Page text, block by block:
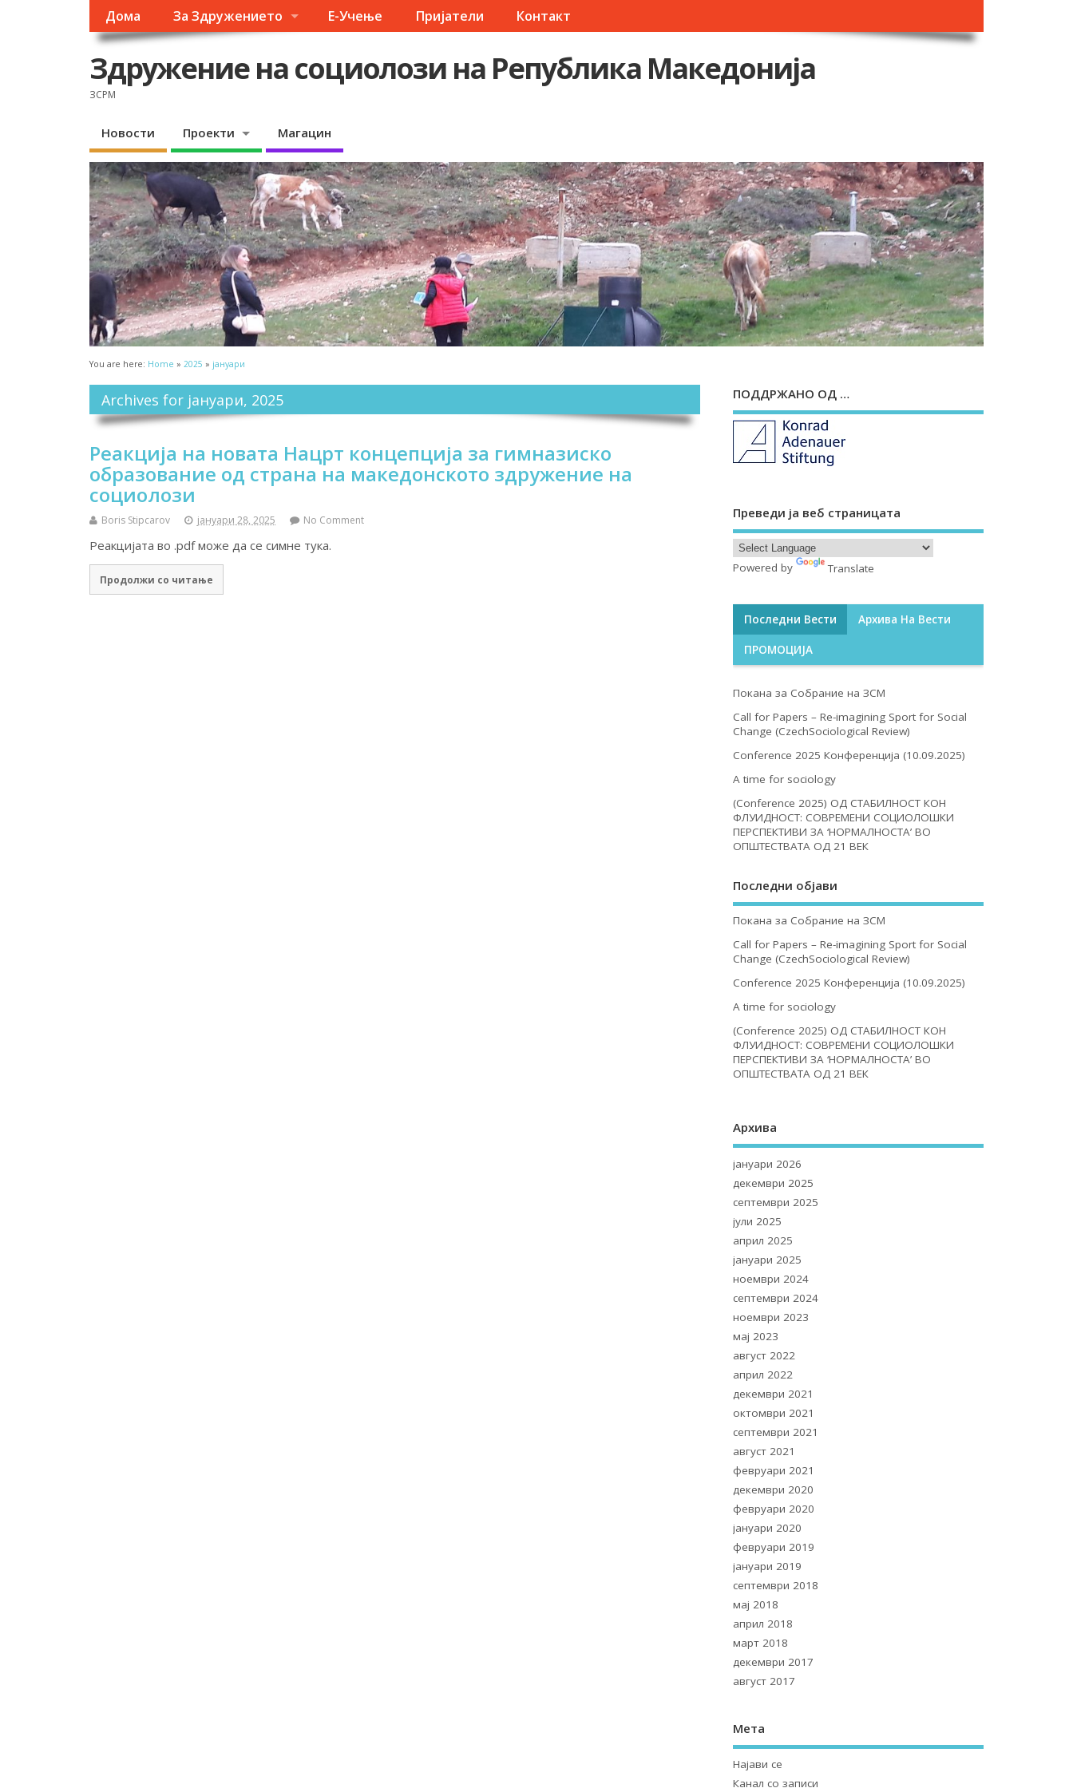
Дома За Здружението Е-Учење Пријатели Контакт
Здружение на социолози на Република Македонија
ЗСРМ
Новости Проекти Магацин
You are here: Home » 2025 » јануари
Archives for јануари, 2025
Реакција на новата Нацрт концепција за гимназиско
образование од страна на македонското здружение на
социолози
Boris Stipcarov јануари 28, 2025 No Comment
Реакцијата во .pdf може да се симне тука.
Продолжи со читање
ПОДДРЖАНО ОД …
Преведи ја веб страницата
Powered by Translate
Последни Вести Архива На Вести
ПРОМОЦИЈА
Покана за Собрание на ЗСМ
Call for Papers – Re-imagining Sport for Social
Change (CzechSociological Review)
Conference 2025 Конференција (10.09.2025)
A time for sociology
(Conference 2025) ОД СТАБИЛНОСТ КОН
ФЛУИДНОСТ: СОВРЕМЕНИ СОЦИОЛОШКИ
ПЕРСПЕКТИВИ ЗА ‘НОРМАЛНОСТА’ ВО
ОПШТЕСТВАТА ОД 21 ВЕК
Последни објави
Покана за Собрание на ЗСМ
Call for Papers – Re-imagining Sport for Social
Change (CzechSociological Review)
Conference 2025 Конференција (10.09.2025)
A time for sociology
(Conference 2025) ОД СТАБИЛНОСТ КОН
ФЛУИДНОСТ: СОВРЕМЕНИ СОЦИОЛОШКИ
ПЕРСПЕКТИВИ ЗА ‘НОРМАЛНОСТА’ ВО
ОПШТЕСТВАТА ОД 21 ВЕК
Архива
јануари 2026
декември 2025
септември 2025
јули 2025
април 2025
јануари 2025
ноември 2024
септември 2024
ноември 2023
мај 2023
август 2022
април 2022
декември 2021
октомври 2021
септември 2021
август 2021
февруари 2021
декември 2020
февруари 2020
јануари 2020
февруари 2019
јануари 2019
септември 2018
мај 2018
април 2018
март 2018
декември 2017
август 2017
Мета
Најави се
Канал со записи